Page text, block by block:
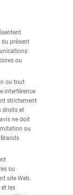
présent
ou
ou tout
interférence
strictement
droits et
ne doit
ou
ou
site Web.
les